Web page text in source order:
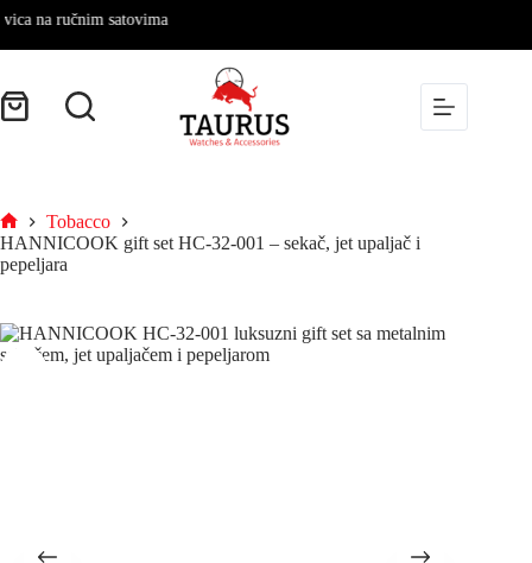
ručnim satovima
Tobacco
HANNICOOK gift set HC-32-001 – sekač, jet upaljač i
pepeljara